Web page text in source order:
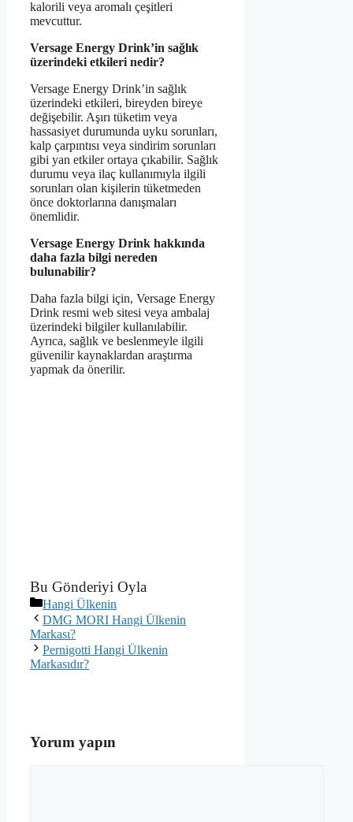
kalorili veya aromalı çeşitleri
mevcuttur.
Versage Energy Drink’in sağlık
üzerindeki etkileri nedir?
Versage Energy Drink’in sağlık
üzerindeki etkileri, bireyden bireye
değişebilir. Aşırı tüketim veya
hassasiyet durumunda uyku sorunları,
kalp çarpıntısı veya sindirim sorunları
gibi yan etkiler ortaya çıkabilir. Sağlık
durumu veya ilaç kullanımıyla ilgili
sorunları olan kişilerin tüketmeden
önce doktorlarına danışmaları
önemlidir.
Versage Energy Drink hakkında
daha fazla bilgi nereden
bulunabilir?
Daha fazla bilgi için, Versage Energy
Drink resmi web sitesi veya ambalaj
üzerindeki bilgiler kullanılabilir.
Ayrıca, sağlık ve beslenmeyle ilgili
güvenilir kaynaklardan araştırma
yapmak da önerilir.
Bu Gönderiyi Oyla
Kategoriler
Hangi Ülkenin
DMG MORI Hangi Ülkenin
Markası?
Pernigotti Hangi Ülkenin
Markasıdır?
Yorum yapın